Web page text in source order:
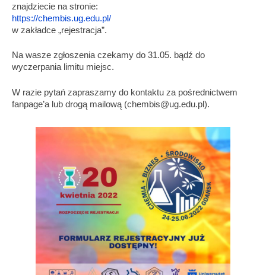
znajdziecie na stronie:
https://chembis.ug.edu.pl/
w zakładce „rejestracja”.
Na wasze zgłoszenia czekamy do 31.05. bądź do
wyczerpania limitu miejsc.
W razie pytań zapraszamy do kontaktu za pośrednictwem
fanpage’a lub drogą mailową (chembis@ug.edu.pl).